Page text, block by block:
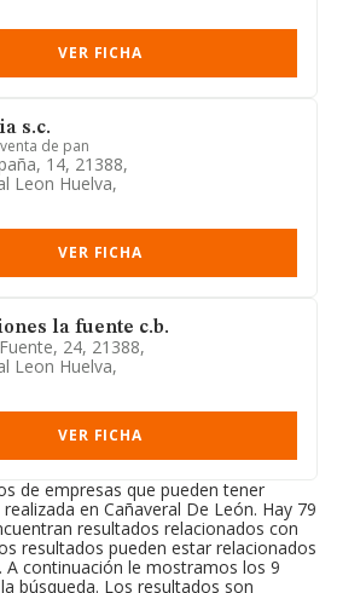
VER FICHA
s.c.
de pan
14, 21388,
Leon Huelva,
VER FICHA
la fuente c.b.
24, 21388,
Leon Huelva,
VER FICHA
de empresas que pueden tener
en Cañaveral De León. Hay 79
resultados relacionados con
resultados pueden estar relacionados
A continuación le mostramos los 9
búsqueda. Los resultados son